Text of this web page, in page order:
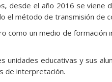
desde el año 2016 se viene
el método de transmisión de
un medio de formación
educativas y sus
de interpretación.